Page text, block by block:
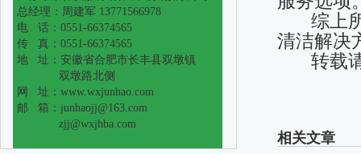
总经理：周建军 13771566978
电 话：0551-66374565
传 真：0551-66374565
地 址：安徽省合肥市长丰县双墩镇
双墩路北侧
网 址：www.wxjunhao.com
邮 箱：junhaojj@163.com
zjj@wxjhba.com
综上所
清洁解决
转载请
相关文章